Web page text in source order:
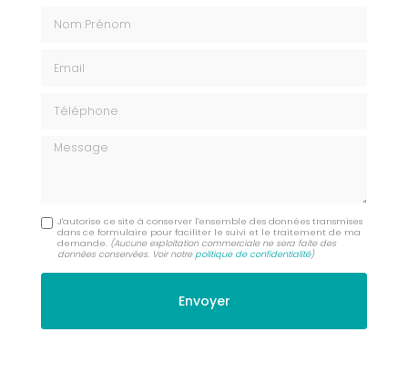
Message
J'autorise ce site à conserver l'ensemble des données transmises
dans ce formulaire pour faciliter le suivi et le traitement de ma
demande. (Aucune exploitation commerciale ne sera faite des
données conservées. Voir notrepolitique de confidentialité)